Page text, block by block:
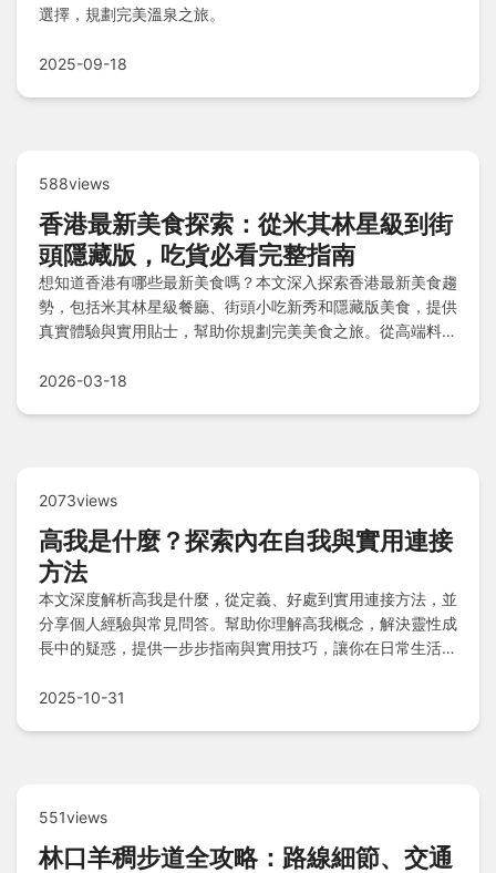
選擇，規劃完美溫泉之旅。
2025-09-18
588views
香港最新美食探索：從米其林星級到街
頭隱藏版，吃貨必看完整指南
想知道香港有哪些最新美食嗎？本文深入探索香港最新美食趨
勢，包括米其林星級餐廳、街頭小吃新秀和隱藏版美食，提供
真實體驗與實用貼士，幫助你規劃完美美食之旅。從高端料理
2026-03-18
2073views
高我是什麼？探索內在自我與實用連接
方法
本文深度解析高我是什麼，從定義、好處到實用連接方法，並
分享個人經驗與常見問答。幫助你理解高我概念，解決靈性成
長中的疑惑，提供一步步指南與實用技巧，讓你在日常生活中
2025-10-31
551views
林口羊稠步道全攻略：路線細節、交通